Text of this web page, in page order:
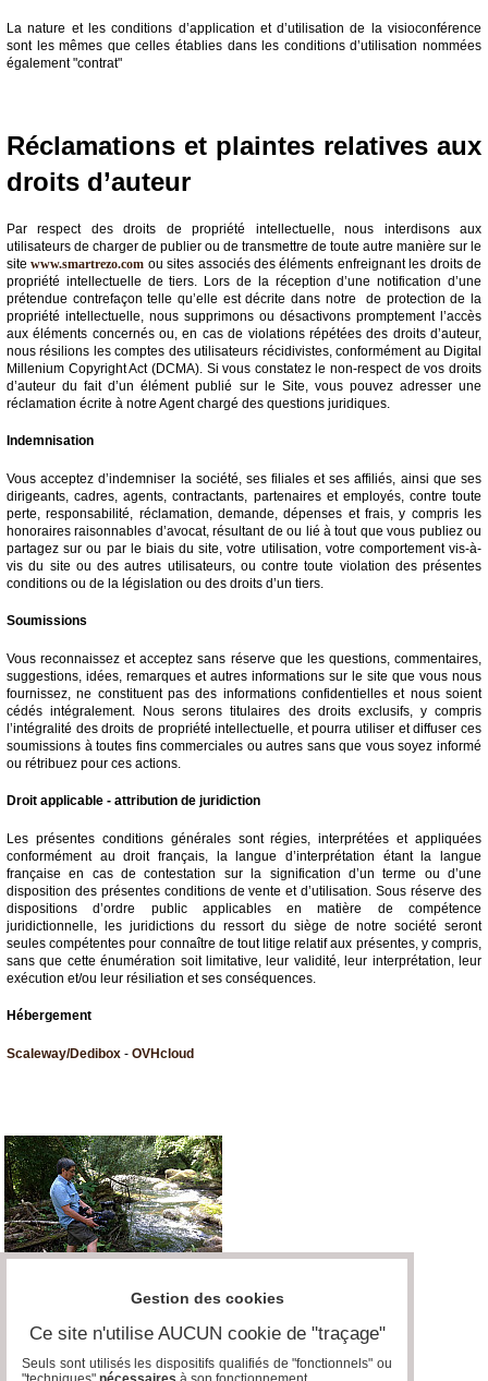
La nature et les conditions d’application et d’utilisation de la visioconférence
sont les mêmes que celles établies dans les conditions d’utilisation nommées
également "contrat"
Réclamations et plaintes relatives aux
droits d’auteur
Par respect des droits de propriété intellectuelle, nous interdisons aux
utilisateurs de charger de publier ou de transmettre de toute autre manière sur le
sitewww.smartrezo.com ou sites associés des éléments enfreignant les droits de
propriété intellectuelle de tiers. Lors de la réception d’une notification d’une
prétendue contrefaçon telle qu’elle est décrite dans notre de protection de la
propriété intellectuelle, nous supprimons ou désactivons promptement l’accès
aux éléments concernés ou, en cas de violations répétées des droits d’auteur,
nous résilions les comptes des utilisateurs récidivistes, conformément au Digital
Millenium Copyright Act (DCMA). Si vous constatez le non-respect de vos droits
d’auteur du fait d’un élément publié sur le Site, vous pouvez adresser une
réclamation écrite à notre Agent chargé des questions juridiques.
Indemnisation
Vous acceptez d’indemniser la société, ses filiales et ses affiliés, ainsi que ses
dirigeants, cadres, agents, contractants, partenaires et employés, contre toute
perte, responsabilité, réclamation, demande, dépenses et frais, y compris les
honoraires raisonnables d’avocat, résultant de ou lié à tout que vous publiez ou
partagez sur ou par le biais du site, votre utilisation, votre comportement vis-à-
vis du site ou des autres utilisateurs, ou contre toute violation des présentes
conditions ou de la législation ou des droits d’un tiers.
Soumissions
Vous reconnaissez et acceptez sans réserve que les questions, commentaires,
suggestions, idées, remarques et autres informations sur le site que vous nous
fournissez, ne constituent pas des informations confidentielles et nous soient
cédés intégralement. Nous serons titulaires des droits exclusifs, y compris
l’intégralité des droits de propriété intellectuelle, et pourra utiliser et diffuser ces
soumissions à toutes fins commerciales ou autres sans que vous soyez informé
ou rétribuez pour ces actions.
Droit applicable - attribution de juridiction
Les présentes conditions générales sont régies, interprétées et appliquées
conformément au droit français, la langue d’interprétation étant la langue
française en cas de contestation sur la signification d’un terme ou d’une
disposition des présentes conditions de vente et d’utilisation. Sous réserve des
dispositions d’ordre public applicables en matière de compétence
juridictionnelle, les juridictions du ressort du siège de notre société seront
seules compétentes pour connaître de tout litige relatif aux présentes, y compris,
sans que cette énumération soit limitative, leur validité, leur interprétation, leur
exécution et/ou leur résiliation et ses conséquences.
Hébergement
Scaleway/Dedibox - OVHcloud
Gestion des cookies
Ce site n'utilise AUCUN cookie de "traçage"
Seuls sont utilisés les dispositifs qualifiés de "fonctionnels" ou